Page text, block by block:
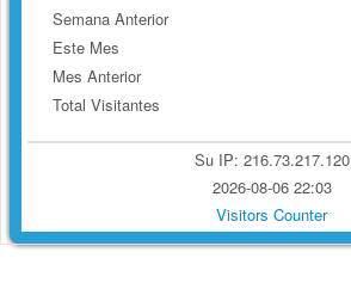
Semana Anterior
Este Mes
Mes Anterior
Total Visitantes
Su IP: 216.73.217.120
2026-08-06 22:03
Visitors Counter